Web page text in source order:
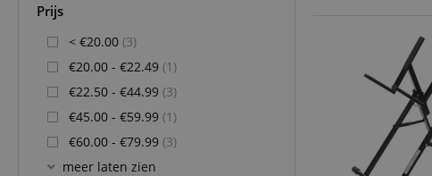
Prijs
< €20.00 (3)
€20.00 - €22.49 (1)
€22.50 - €44.99 (3)
€45.00 - €59.99 (1)
€60.00 - €79.99 (3)
meer laten zien